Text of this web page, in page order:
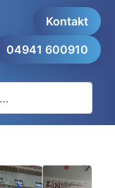
Kontakt
04941 600910